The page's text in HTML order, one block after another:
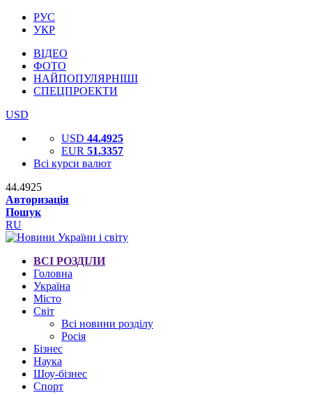
РУС
УКР
ВІДЕО
ФОТО
НАЙПОПУЛЯРНІШІ
СПЕЦПРОЕКТИ
USD
USD 44.4925
EUR 51.3357
Всі курси валют
44.4925
Авторизація
Пошук
RU
ВСІ РОЗДІЛИ
Головна
Україна
Місто
Світ
Всі новини розділу
Росія
Бізнес
Наука
Шоу-бізнес
Спорт